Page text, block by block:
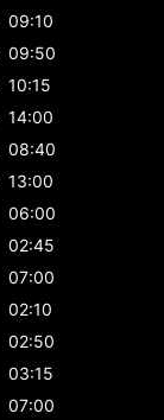
09:10
09:50
10:15
14:00
08:40
13:00
06:00
02:45
07:00
02:10
02:50
03:15
07:00